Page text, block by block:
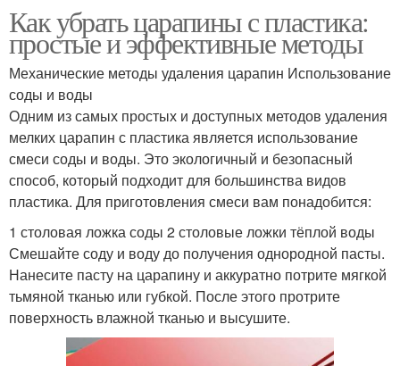
Как убрать царапины с пластика:
простые и эффективные методы
Механические методы удаления царапин Использование
соды и воды
Одним из самых простых и доступных методов удаления
мелких царапин с пластика является использование
смеси соды и воды. Это экологичный и безопасный
способ, который подходит для большинства видов
пластика. Для приготовления смеси вам понадобится:
1 столовая ложка соды 2 столовые ложки тёплой воды
Смешайте соду и воду до получения однородной пасты.
Нанесите пасту на царапину и аккуратно потрите мягкой
тьмяной тканью или губкой. После этого протрите
поверхность влажной тканью и высушите.